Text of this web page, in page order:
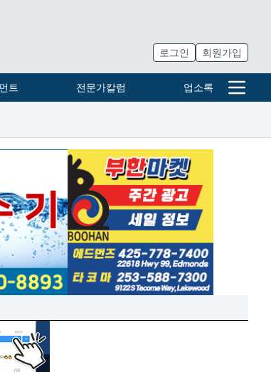
로그인 회원가입
트 전문가칼럼 업소록